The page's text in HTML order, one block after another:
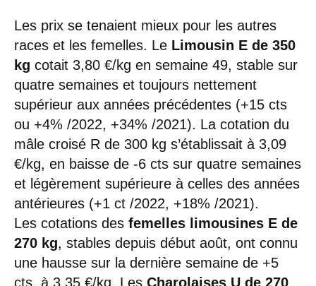
Les prix se tenaient mieux pour les autres
races et les femelles. Le Limousin E de 350
kg cotait 3,80 €/kg en semaine 49, stable sur
quatre semaines et toujours nettement
supérieur aux années précédentes (+15 cts
ou +4% /2022, +34% /2021). La cotation du
mâle croisé R de 300 kg s’établissait à 3,09
€/kg, en baisse de -6 cts sur quatre semaines
et légèrement supérieure à celles des années
antérieures (+1 ct /2022, +18% /2021).
Les cotations des femelles limousines E de
270 kg, stables depuis début août, ont connu
une hausse sur la dernière semaine de +5
cts, à 3,35 €/kg. Les Charolaises U de 270